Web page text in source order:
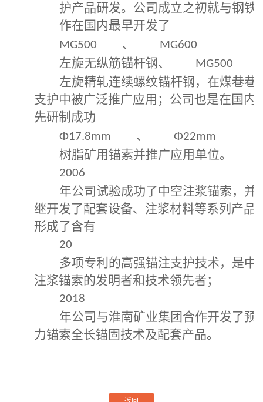
护产品研发。公司成立之初就与钢铁
作在国内最早开发了
MG500 、 MG600
左旋无纵筋锚杆钢、 MG500
左旋精轧连续螺纹锚杆钢，在煤巷巷
支护中被广泛推广应用；公司也是在国内
先研制成功
Φ17.8mm 、 Φ22mm
树脂矿用锚索并推广应用单位。
2006
年公司试验成功了中空注浆锚索，并
继开发了配套设备、注浆材料等系列产品
形成了含有
20
多项专利的高强锚注支护技术，是中
注浆锚索的发明者和技术领先者；
2018
年公司与淮南矿业集团合作开发了预
力锚索全长锚固技术及配套产品。